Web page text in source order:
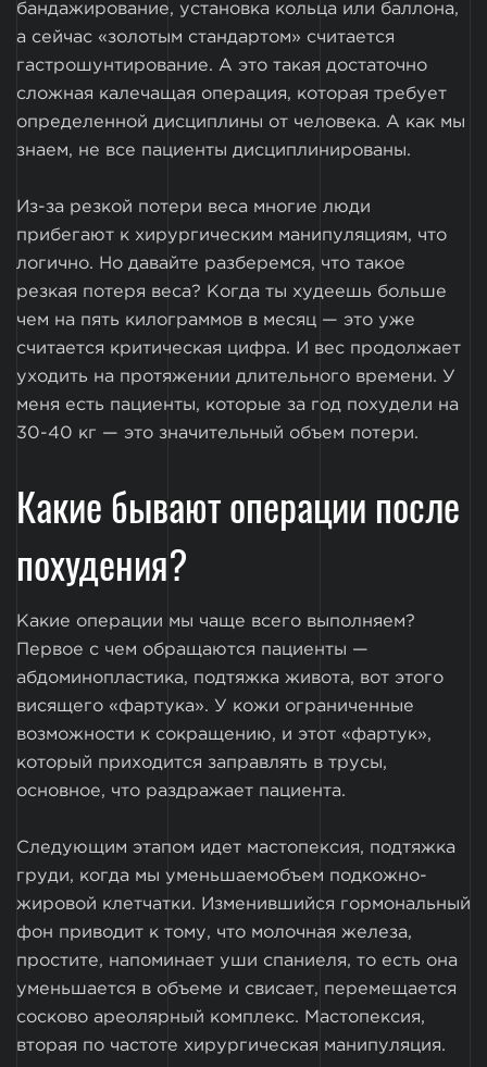
бандажирование, установка кольца или баллона,
а сейчас «золотым стандартом» считается
гастрошунтирование. А это такая достаточно
сложная калечащая операция, которая требует
определенной дисциплины от человека. А как мы
знаем, не все пациенты дисциплинированы.
Из-за резкой потери веса многие люди
прибегают к хирургическим манипуляциям, что
логично. Но давайте разберемся, что такое
резкая потеря веса? Когда ты худеешь больше
чем на пять килограммов в месяц — это уже
считается критическая цифра. И вес продолжает
уходить на протяжении длительного времени. У
меня есть пациенты, которые за год похудели на
30-40 кг — это значительный объем потери.
Какие бывают операции после
похудения?
Какие операции мы чаще всего выполняем?
Первое с чем обращаются пациенты —
абдоминопластика, подтяжка живота, вот этого
висящего «фартука». У кожи ограниченные
возможности к сокращению, и этот «фартук»,
который приходится заправлять в трусы,
основное, что раздражает пациента.
Следующим этапом идет мастопексия, подтяжка
груди, когда мы уменьшаемобъем подкожно-
жировой клетчатки. Изменившийся гормональный
фон приводит к тому, что молочная железа,
простите, напоминает уши спаниеля, то есть она
уменьшается в объеме и свисает, перемещается
сосково ареолярный комплекс. Мастопексия,
вторая по частоте хирургическая манипуляция.